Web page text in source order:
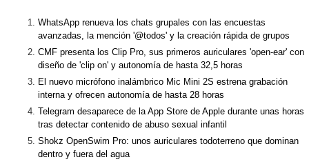
WhatsApp renueva los chats grupales con las encuestas
avanzadas, la mención '@todos' y la creación rápida de grupos
CMF presenta los Clip Pro, sus primeros auriculares 'open-ear' con
diseño de 'clip on' y autonomía de hasta 32,5 horas
El nuevo micrófono inalámbrico Mic Mini 2S estrena grabación
interna y ofrecen autonomía de hasta 28 horas
Telegram desaparece de la App Store de Apple durante unas horas
tras detectar contenido de abuso sexual infantil
Shokz OpenSwim Pro: unos auriculares todoterreno que dominan
dentro y fuera del agua